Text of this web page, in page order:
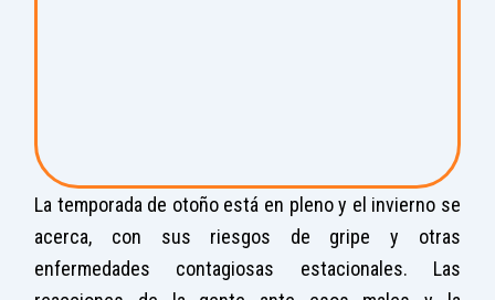
La temporada de otoño está en pleno y el invierno se
acerca, con sus riesgos de gripe y otras
enfermedades contagiosas estacionales. Las